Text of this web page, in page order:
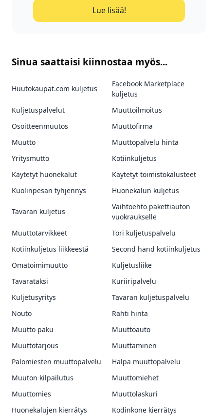
Lue lisää!
Sinua saattaisi kiinnostaa myös...
Huutokaupat.com kuljetus
Facebook Marketplace
kuljetus
Kuljetuspalvelut
Muuttoilmoitus
Osoitteenmuutos
Muuttofirma
Muutto
Muuttopalvelu hinta
Yritysmutto
Kotiinkuljetus
Käytetyt huonekalut
Käytetyt toimistokalusteet
Kuolinpesän tyhjennys
Huonekalun kuljetus
Tavaran kuljetus
Vaihtoehto pakettiauton
vuokraukselle
Muuttotarvikkeet
Tori kuljetuspalvelu
Kotiinkuljetus liikkeestä
Second hand kotiinkuljetus
Omatoimimuutto
Kuljetusliike
Tavarataksi
Kuriiripalvelu
Kuljetusyritys
Tavaran kuljetuspalvelu
Nouto
Rahti hinta
Muutto paku
Muuttoauto
Muuttotarjous
Muuttaminen
Palomiesten muuttopalvelu
Halpa muuttopalvelu
Muuton kilpailutus
Muuttomiehet
Muuttomies
Muuttolaskuri
Huonekalujen kierrätys
Kodinkone kierrätys